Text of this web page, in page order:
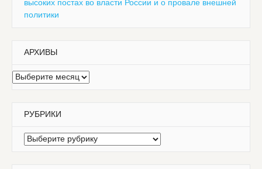
высоких постах во власти России и о провале внешней
политики
АРХИВЫ
Архивы
РУБРИКИ
Рубрики